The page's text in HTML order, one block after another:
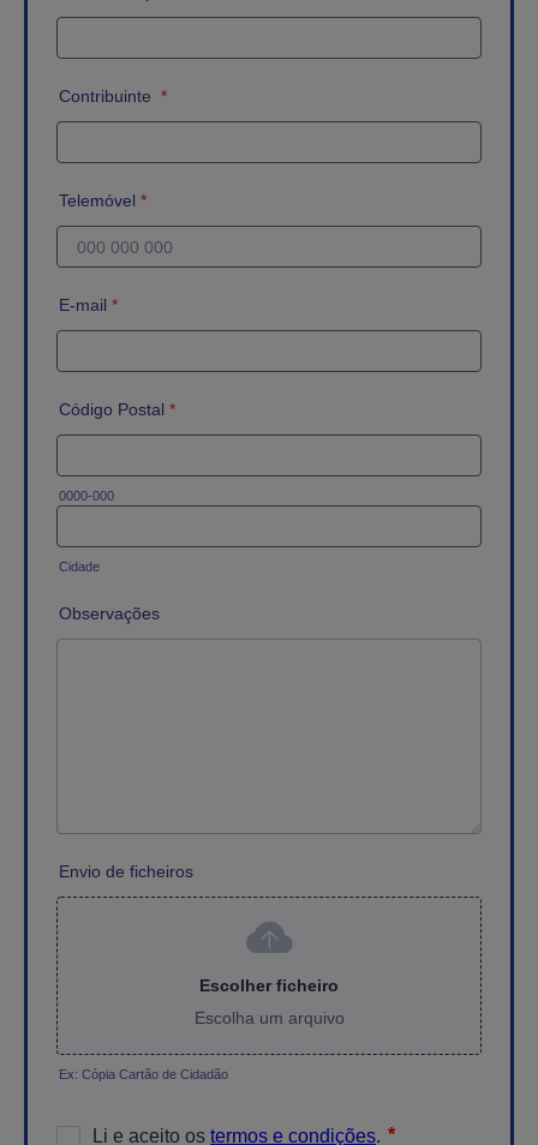
Contribuinte *
Telemóvel *
E-mail *
Código Postal *
0000-000
Cidade
Observações
Envio de ficheiros
Escolher ficheiro
Escolha um arquivo
Ex: Cópia Cartão de Cidadão